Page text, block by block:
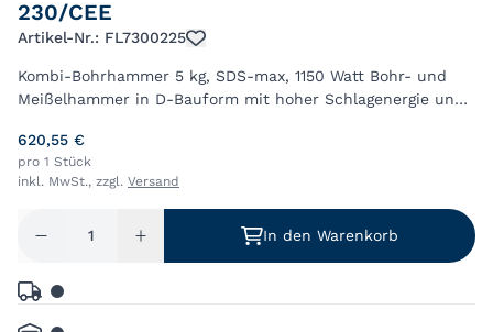
230/CEE
Artikel-Nr.: FL7300225
Kombi-Bohrhammer 5 kg, SDS-max, 1150 Watt Bohr- und
Meißelhammer in D-Bauform mit hoher Schlagenergie und
Funktionen: Hammerbohren, Meißeln, Meißelj...
620,55 €
pro 1 Stück
inkl. MwSt., zzgl. Versand
In den Warenkorb